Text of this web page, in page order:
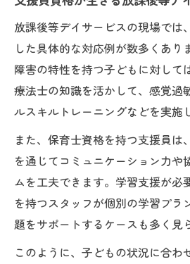
放課後等デイサービスの現場では
した具体的な対応例が数多くあり
障害の特性を持つ子どもに対して
療法士の知識を活かして、感覚過
ルスキルトレーニングなどを実施
また、保育士資格を持つ支援員は
を通じてコミュニケーション力や
ムを工夫できます。学習支援が必
を持つスタッフが個別の学習プラ
題をサポートするケースも多く見
このように、子どもの状況に合わ